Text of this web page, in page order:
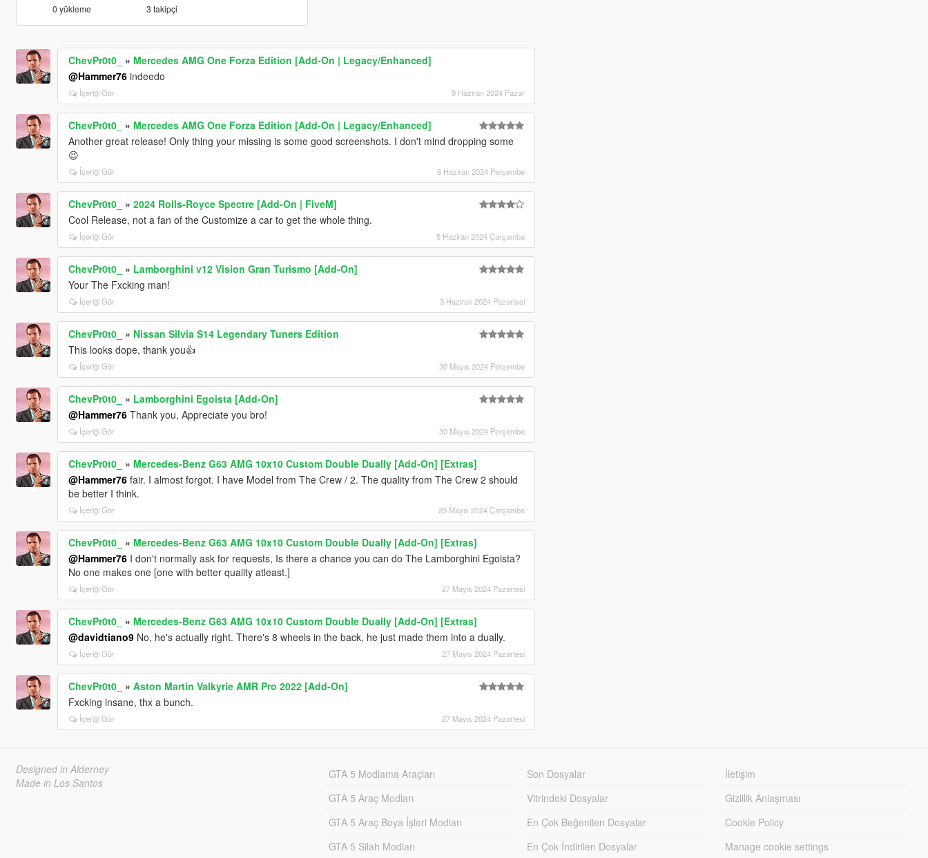
0 yükleme 3 takipçi
ChevPr0t0_ » Mercedes AMG One Forza Edition [Add-On | Legacy/Enhanced]
@Hammer76indeedo
İçeriği Gör 9 Haziran 2024 Pazar
ChevPr0t0_ » Mercedes AMG One Forza Edition [Add-On | Legacy/Enhanced]
Another great release! Only thing your missing is some good screenshots. I don't mind dropping some
😉
İçeriği Gör 6 Haziran 2024 Perşembe
ChevPr0t0_ » 2024 Rolls-Royce Spectre [Add-On | FiveM]
Cool Release, not a fan of the Customize a car to get the whole thing.
İçeriği Gör 5 Haziran 2024 Çarşamba
ChevPr0t0_ » Lamborghini v12 Vision Gran Turismo [Add-On]
Your The Fxcking man!
İçeriği Gör 3 Haziran 2024 Pazartesi
ChevPr0t0_ » Nissan Silvia S14 Legendary Tuners Edition
This looks dope, thank you👍
İçeriği Gör 30 Mayıs 2024 Perşembe
ChevPr0t0_ » Lamborghini Egoista [Add-On]
@Hammer76Thank you, Appreciate you bro!
İçeriği Gör 30 Mayıs 2024 Perşembe
ChevPr0t0_ » Mercedes-Benz G63 AMG 10x10 Custom Double Dually [Add-On] [Extras]
@Hammer76fair. I almost forgot. I have Model from The Crew / 2. The quality from The Crew 2 should
be better I think.
İçeriği Gör 29 Mayıs 2024 Çarşamba
ChevPr0t0_ » Mercedes-Benz G63 AMG 10x10 Custom Double Dually [Add-On] [Extras]
@Hammer76I don't normally ask for requests, Is there a chance you can do The Lamborghini Egoista?
No one makes one [one with better quality atleast.]
İçeriği Gör 27 Mayıs 2024 Pazartesi
ChevPr0t0_ » Mercedes-Benz G63 AMG 10x10 Custom Double Dually [Add-On] [Extras]
@davidtiano9No, he's actually right. There's 8 wheels in the back, he just made them into a dually.
İçeriği Gör 27 Mayıs 2024 Pazartesi
ChevPr0t0_ » Aston Martin Valkyrie AMR Pro 2022 [Add-On]
Fxcking insane, thx a bunch.
İçeriği Gör 27 Mayıs 2024 Pazartesi
Designed in Alderney
Made in Los Santos
GTA 5 Modlama Araçları
GTA 5 Araç Modları
GTA 5 Araç Boya İşleri Modları
GTA 5 Silah Modları
Son Dosyalar
Vitrindeki Dosyalar
En Çok Beğenilen Dosyalar
En Çok İndirilen Dosyalar
İletişim
Gizlilik Anlaşması
Cookie Policy
Manage cookie settings